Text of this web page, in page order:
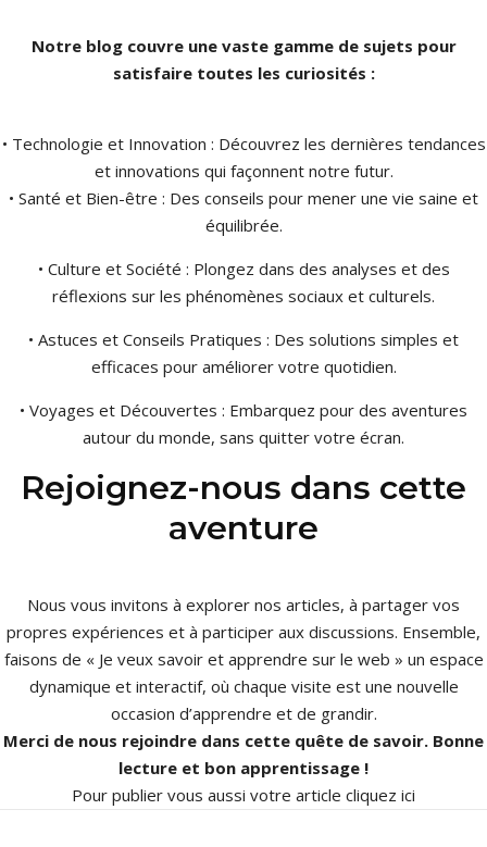
Notre blog couvre une vaste gamme de sujets pour
satisfaire toutes les curiosités :
• Technologie et Innovation : Découvrez les dernières tendances
et innovations qui façonnent notre futur.
• Santé et Bien-être : Des conseils pour mener une vie saine et
équilibrée.
• Culture et Société : Plongez dans des analyses et des
réflexions sur les phénomènes sociaux et culturels.
• Astuces et Conseils Pratiques : Des solutions simples et
efficaces pour améliorer votre quotidien.
• Voyages et Découvertes : Embarquez pour des aventures
autour du monde, sans quitter votre écran.
Rejoignez-nous dans cette
aventure
Nous vous invitons à explorer nos articles, à partager vos
propres expériences et à participer aux discussions. Ensemble,
faisons de « Je veux savoir et apprendre sur le web » un espace
dynamique et interactif, où chaque visite est une nouvelle
occasion d’apprendre et de grandir.
Merci de nous rejoindre dans cette quête de savoir. Bonne
lecture et bon apprentissage !
Pour publier vous aussi votre article cliquez ici